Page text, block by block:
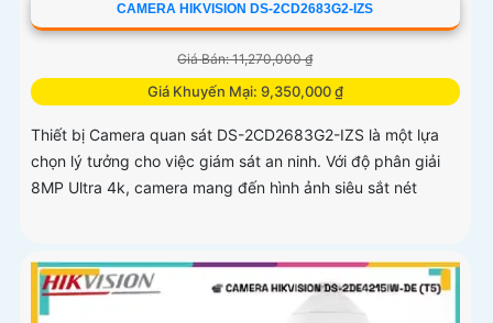
CAMERA HIKVISION DS-2CD2683G2-IZS
Giá Bán: 11,270,000 ₫
Giá Khuyến Mại: 9,350,000 ₫
Thiết bị Camera quan sát DS-2CD2683G2-IZS là một lựa
chọn lý tưởng cho việc giám sát an ninh. Với độ phân giải
8MP Ultra 4k, camera mang đến hình ảnh siêu sắt nét